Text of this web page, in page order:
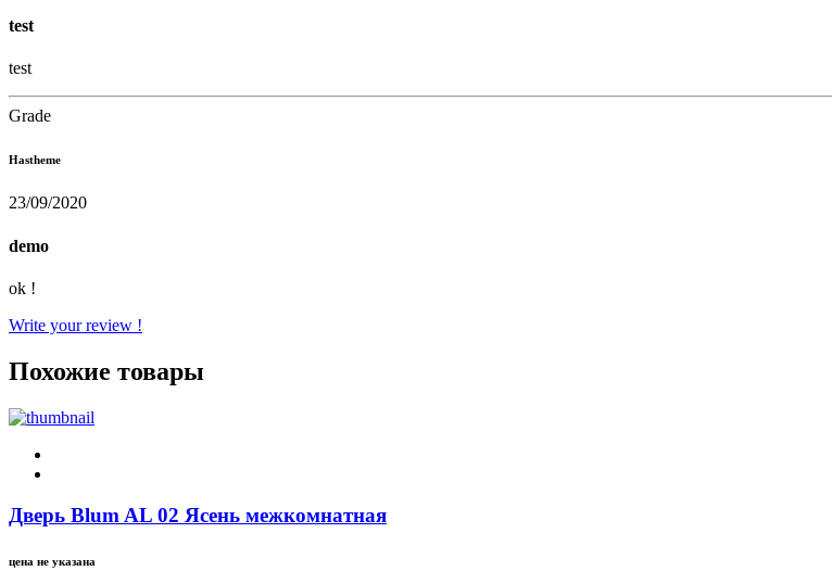
test
test
Grade
Hastheme
23/09/2020
demo
ok !
Write your review !
Похожие товары
Дверь Blum AL 02 Ясень межкомнатная
цена не указана